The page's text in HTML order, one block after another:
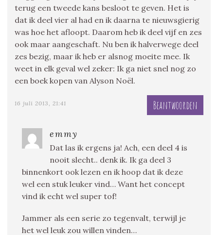
terug een tweede kans besloot te geven. Het is
dat ik deel vier al had en ik daarna te nieuwsgierig
was hoe het afloopt. Daarom heb ik deel vijf en zes
ook maar aangeschaft. Nu ben ik halverwege deel
zes bezig, maar ik heb er alsnog moeite mee. Ik
weet in elk geval wel zeker: Ik ga niet snel nog zo
een boek kopen van Alyson Noël.
16 juli 2013, 21:41 Beantwoorden
emmy
Dat las ik ergens ja! Ach, een deel 4 is
nooit slecht.. denk ik. Ik ga deel 3
binnenkort ook lezen en ik hoop dat ik deze
wel een stuk leuker vind… Want het concept
vind ik echt wel super tof!
Jammer als een serie zo tegenvalt, terwijl je
het wel leuk zou willen vinden…